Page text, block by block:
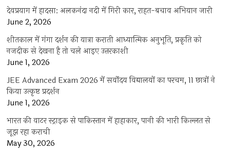
देवप्रयाग में हादसा: अलकनंदा नदी में गिरी कार, राहत-बचाव अभियान जारी
June 2, 2026
शीतकाल में गंगा दर्शन की यात्रा कराती आध्यात्मिक अनुभूति, प्रकृति को
नजदीक से देखना है तो चले आइए उत्तरकाशी
June 1, 2026
JEE Advanced Exam 2026 में सर्वोदय विद्यालयों का परचम, 11 छात्रों ने
किया उत्कृष्ट प्रदर्शन
June 1, 2026
भारत की वाटर स्ट्राइक से पाकिस्तान में हाहाकार, पानी की भारी किल्लत से
जूझ रहा कराची
May 30, 2026